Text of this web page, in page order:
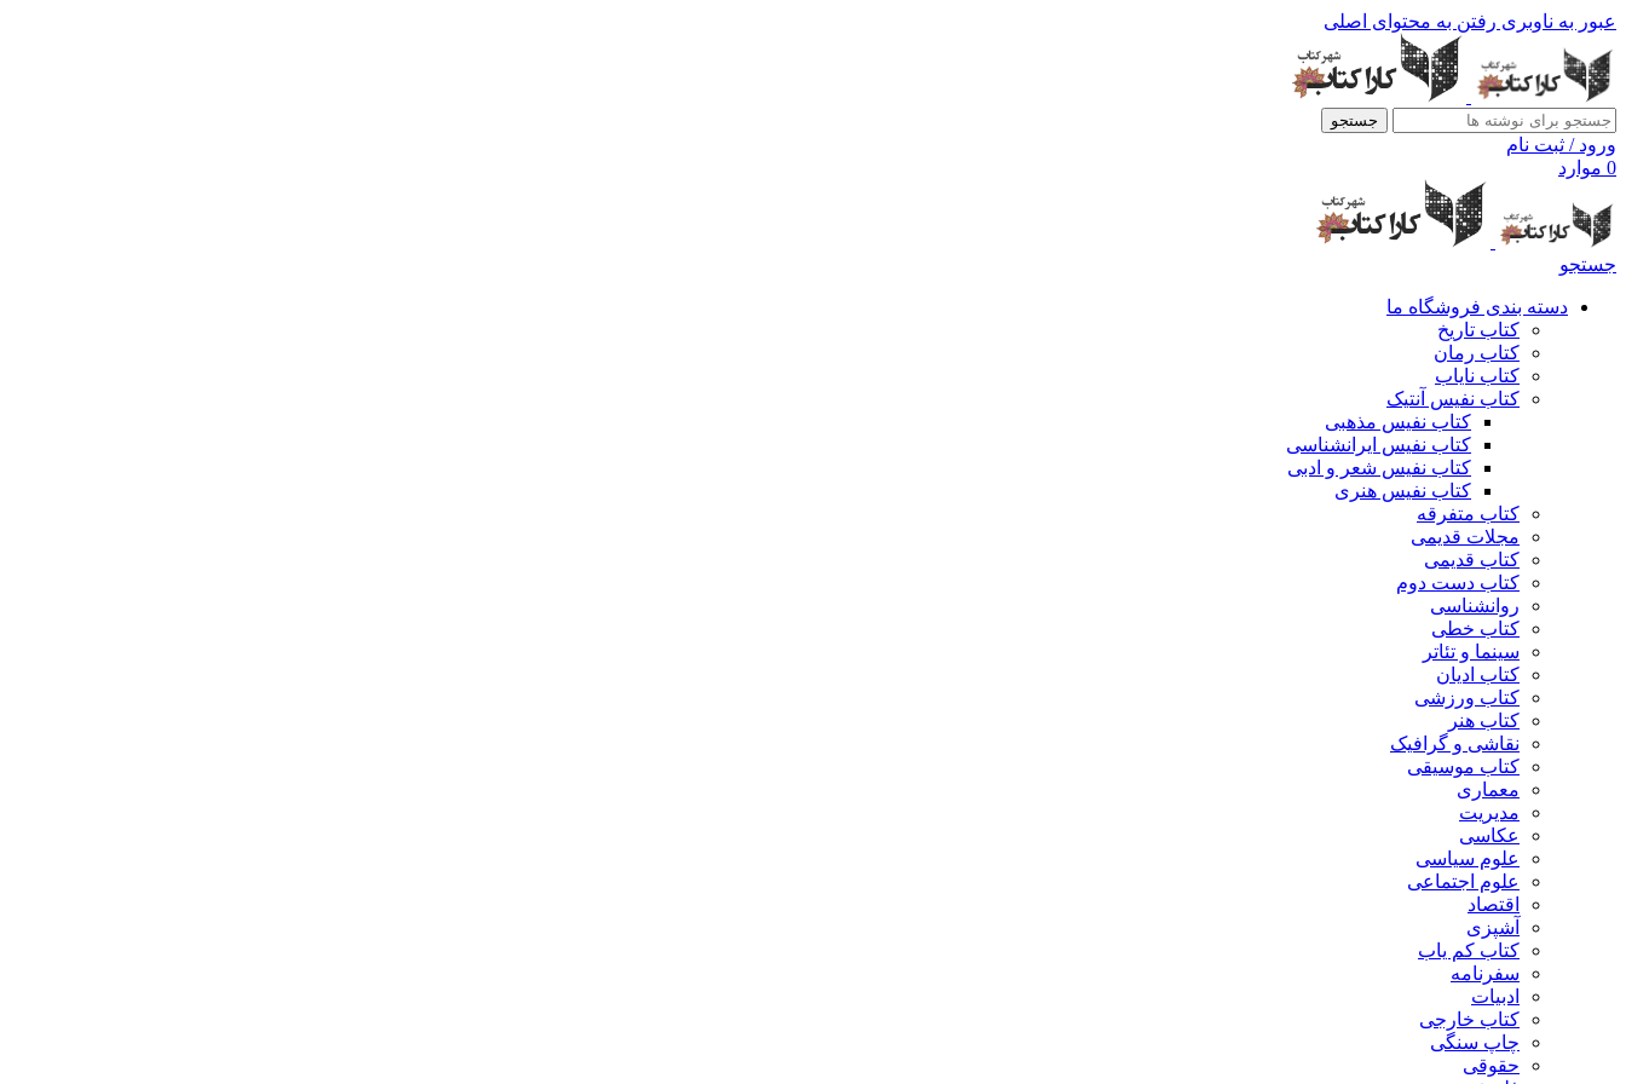
عبور به ناوبری رفتن به محتوای اصلی
جستجو
ورود / ثبت نام
0 موارد
جستجو
دسته بندی فروشگاه ما
کتاب تاریخ
کتاب رمان
کتاب نایاب
کتاب نفیس آنتیک
کتاب نفیس مذهبی
کتاب نفیس ایرانشناسی
کتاب نفیس شعر و ادبی
کتاب نفیس هنری
کتاب متفرقه
مجلات قدیمی
کتاب قدیمی
کتاب دست دوم
روانشناسی
کتاب خطی
سینما و تئاتر
کتاب ادیان
کتاب ورزشی
کتاب هنر
نقاشی و گرافیک
کتاب موسیقی
معماری
مدیریت
عکاسی
علوم سیاسی
علوم اجتماعی
اقتصاد
آشپزی
کتاب کم یاب
سفرنامه
ادبیات
کتاب خارجی
چاپ سنگی
حقوقی